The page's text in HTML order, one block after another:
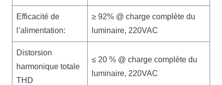
Efficacité de
l’alimentation:
≥ 92% @ charge complète du
luminaire, 220VAC
Distorsion
harmonique totale
THD
≤ 20 % @ charge complète du
luminaire, 220VAC